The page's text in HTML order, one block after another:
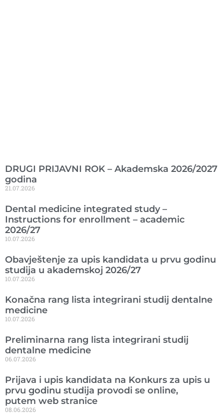
DRUGI PRIJAVNI ROK – Akademska 2026/2027
godina
21.07.2026
Dental medicine integrated study –
Instructions for enrollment – academic
2026/27
10.07.2026
Obavještenje za upis kandidata u prvu godinu
studija u akademskoj 2026/27
10.07.2026
Konačna rang lista integrirani studij dentalne
medicine
10.07.2026
Preliminarna rang lista integrirani studij
dentalne medicine
06.07.2026
Prijava i upis kandidata na Konkurs za upis u
prvu godinu studija provodi se online,
putem web stranice
08.06.2026